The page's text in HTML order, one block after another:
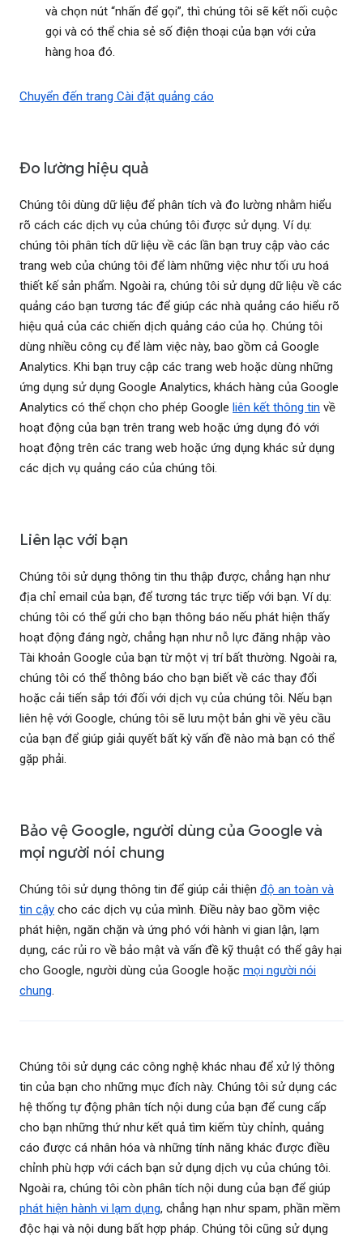
và chọn nút “nhấn để gọi”, thì chúng tôi sẽ kết nối cuộc
gọi và có thể chia sẻ số điện thoại của bạn với cửa
hàng hoa đó.
Chuyển đến trang Cài đặt quảng cáo
Đo lường hiệu quả
Chúng tôi dùng dữ liệu để phân tích và đo lường nhằm hiểu
rõ cách các dịch vụ của chúng tôi được sử dụng. Ví dụ:
chúng tôi phân tích dữ liệu về các lần bạn truy cập vào các
trang web của chúng tôi để làm những việc như tối ưu hoá
thiết kế sản phẩm. Ngoài ra, chúng tôi sử dụng dữ liệu về các
quảng cáo bạn tương tác để giúp các nhà quảng cáo hiểu rõ
hiệu quả của các chiến dịch quảng cáo của họ. Chúng tôi
dùng nhiều công cụ để làm việc này, bao gồm cả Google
Analytics. Khi bạn truy cập các trang web hoặc dùng những
ứng dụng sử dụng Google Analytics, khách hàng của Google
Analytics có thể chọn cho phép Google liên kết thông tin về
hoạt động của bạn trên trang web hoặc ứng dụng đó với
hoạt động trên các trang web hoặc ứng dụng khác sử dụng
các dịch vụ quảng cáo của chúng tôi.
Liên lạc với bạn
Chúng tôi sử dụng thông tin thu thập được, chẳng hạn như
địa chỉ email của bạn, để tương tác trực tiếp với bạn. Ví dụ:
chúng tôi có thể gửi cho bạn thông báo nếu phát hiện thấy
hoạt động đáng ngờ, chẳng hạn như nỗ lực đăng nhập vào
Tài khoản Google của bạn từ một vị trí bất thường. Ngoài ra,
chúng tôi có thể thông báo cho bạn biết về các thay đổi
hoặc cải tiến sắp tới đối với dịch vụ của chúng tôi. Nếu bạn
liên hệ với Google, chúng tôi sẽ lưu một bản ghi về yêu cầu
của bạn để giúp giải quyết bất kỳ vấn đề nào mà bạn có thể
gặp phải.
Bảo vệ Google, người dùng của Google và
mọi người nói chung
Chúng tôi sử dụng thông tin để giúp cải thiện độ an toàn và
tin cậy cho các dịch vụ của mình. Điều này bao gồm việc
phát hiện, ngăn chặn và ứng phó với hành vi gian lận, lạm
dụng, các rủi ro về bảo mật và vấn đề kỹ thuật có thể gây hại
cho Google, người dùng của Google hoặc mọi người nói
chung.
Chúng tôi sử dụng các công nghệ khác nhau để xử lý thông
tin của bạn cho những mục đích này. Chúng tôi sử dụng các
hệ thống tự động phân tích nội dung của bạn để cung cấp
cho bạn những thứ như kết quả tìm kiếm tùy chỉnh, quảng
cáo được cá nhân hóa và những tính năng khác được điều
chỉnh phù hợp với cách bạn sử dụng dịch vụ của chúng tôi.
Ngoài ra, chúng tôi còn phân tích nội dung của bạn để giúp
phát hiện hành vi lạm dụng, chẳng hạn như spam, phần mềm
độc hại và nội dung bất hợp pháp. Chúng tôi cũng sử dụng